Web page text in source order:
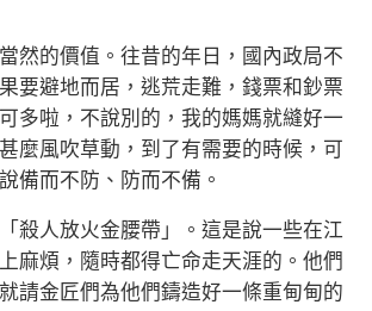
的價值。往昔的年日，國內政局不
要避地而居，逃荒走難，錢票和鈔票
多啦，不說別的，我的媽媽就縫好一
麼風吹草動，到了有需要的時候，可
備而不防、防而不備。
人放火金腰帶」。這是說一些在江
麻煩，隨時都得亡命走天涯的。他們
請金匠們為他們鑄造好一條重甸甸的